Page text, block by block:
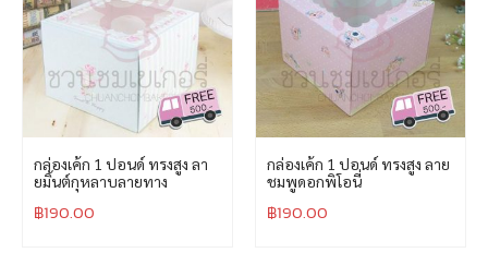
กล่องเค้ก 1 ปอนด์ ทรงสูง ลา
ยมิ้นต์กุหลาบลายทาง
฿190.00
กล่องเค้ก 1 ปอนด์ ทรงสูง ลาย
ชมพูดอกพิโอนี่
฿190.00